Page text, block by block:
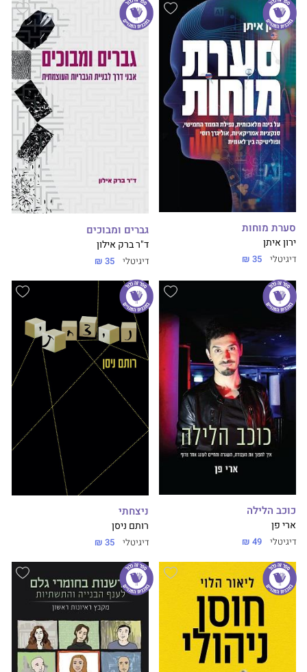
סערת מוחות
ירון איתן
דיגיטלי 35 ₪
גברים ומבוכים
ד"ר ברק אילון
דיגיטלי 35 ₪
כוכב הלילה
ארי פן
דיגיטלי 49 ₪
ניצחתי
רותם ניסן
דיגיטלי 35 ₪